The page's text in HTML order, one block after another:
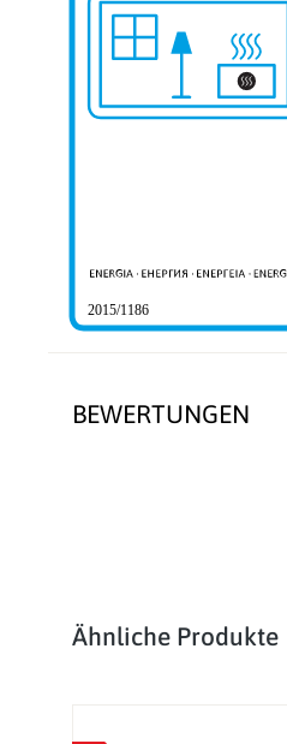
BEWERTUNGEN
2015/1186
Produktgalerie überspringen
Ähnliche Produkte